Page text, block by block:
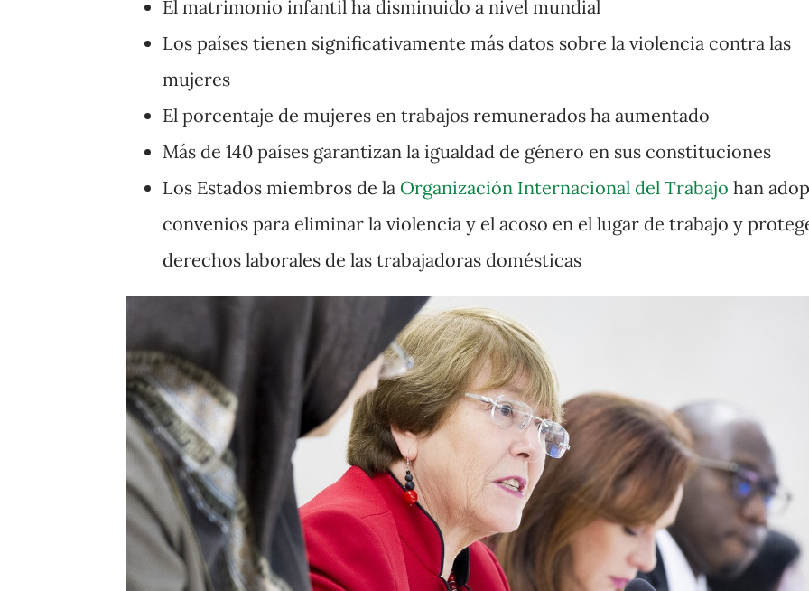
El matrimonio infantil ha disminuido a nivel mundial
Los países tienen significativamente más datos sobre la violencia contra las
mujeres
El porcentaje de mujeres en trabajos remunerados ha aumentado
Más de 140 países garantizan la igualdad de género en sus constituciones
Los Estados miembros de la Organización Internacional del Trabajo han
convenios para eliminar la violencia y el acoso en el lugar de trabajo y
derechos laborales de las trabajadoras domésticas